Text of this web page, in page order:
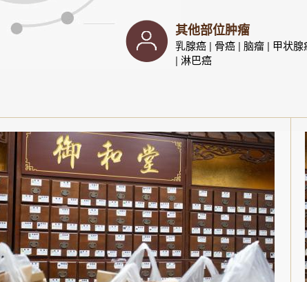
其他部位肿瘤
乳腺癌 | 骨癌 | 脑瘤 | 甲状腺
| 淋巴癌